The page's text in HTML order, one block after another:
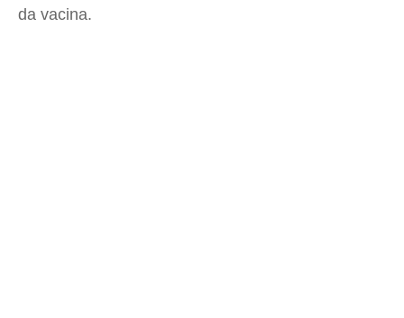
da vacina.